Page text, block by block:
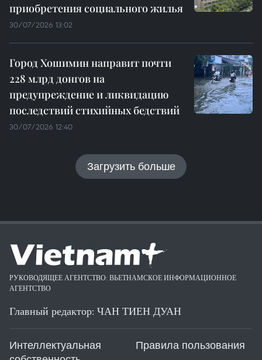
приобретения социального жилья
30/07/2026 13:02
Город Хошимин направит почти
228 млрд донгов на
предупреждение и ликвидацию
последствий стихийных бедствий
30/07/2026 12:40
Загрузить больше
РУКОВОДЯЩЕЕ АГЕНТСТВО: ВЬЕТНАМСКОЕ ИНФОРМАЦИОННОЕ
АГЕНТСТВО
Главный редактор: ЧАН ТИЕН ДУАН
Интеллектуальная
Правила пользования